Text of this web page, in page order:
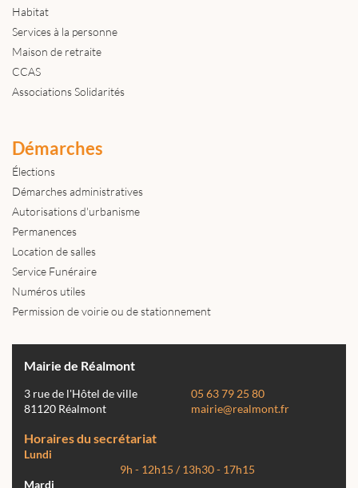
Habitat
Services à la personne
Maison de retraite
CCAS
Associations Solidarités
Démarches
Élections
Démarches administratives
Autorisations d'urbanisme
Permanences
Location de salles
Service Funéraire
Numéros utiles
Permission de voirie ou de stationnement
Mairie de Réalmont
3 rue de l'Hôtel de ville
81120 Réalmont
05 63 79 25 80
mairie@realmont.fr
Horaires du secrétariat
Lundi
9h - 12h15 / 13h30 - 17h15
Mardi